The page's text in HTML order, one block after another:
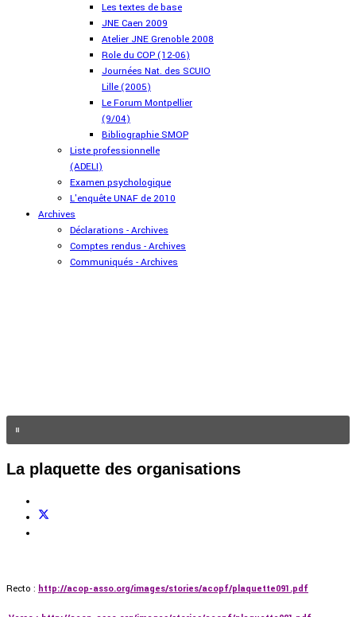
Les textes de base
JNE Caen 2009
Atelier JNE Grenoble 2008
Role du COP (12-06)
Journées Nat. des SCUIO
Lille (2005)
Le Forum Montpellier
(9/04)
Bibliographie SMOP
Liste professionnelle
(ADELI)
Examen psychologique
L'enquête UNAF de 2010
Archives
Déclarations - Archives
Comptes rendus - Archives
Communiqués - Archives
La plaquette des organisations
Recto : http://acop-asso.org/images/stories/acopf/plaquette091.pdf